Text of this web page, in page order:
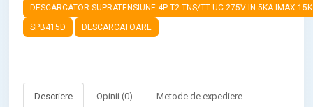
DESCARCATOR SUPRATENSIUNE 4P T2 TNS/TT UC 275V IN 5KA IMAX
SPB415D
DESCARCATOARE
Descriere Opinii (0) Metode de expediere